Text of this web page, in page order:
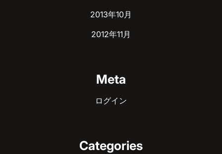
2013年10月
2012年11月
Meta
ログイン
Categories